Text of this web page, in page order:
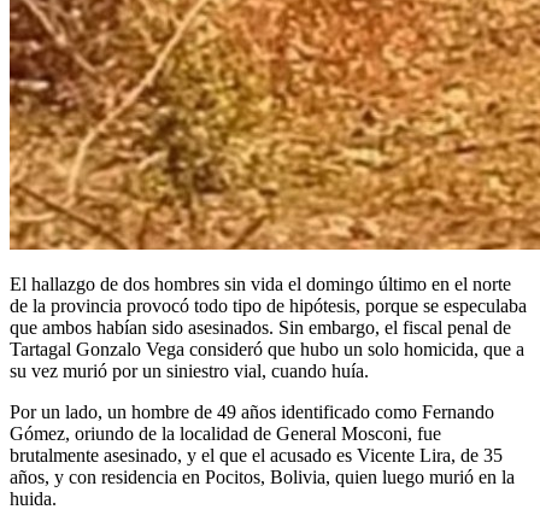
El hallazgo de dos hombres sin vida el domingo último en el norte
de la provincia provocó todo tipo de hipótesis, porque se especulaba
que ambos habían sido asesinados. Sin embargo, el fiscal penal de
Tartagal Gonzalo Vega consideró que hubo un solo homicida, que a
su vez murió por un siniestro vial, cuando huía.
Por un lado, un hombre de 49 años identificado como Fernando
Gómez, oriundo de la localidad de General Mosconi, fue
brutalmente asesinado, y el que el acusado es Vicente Lira, de 35
años, y con residencia en Pocitos, Bolivia, quien luego murió en la
huida.